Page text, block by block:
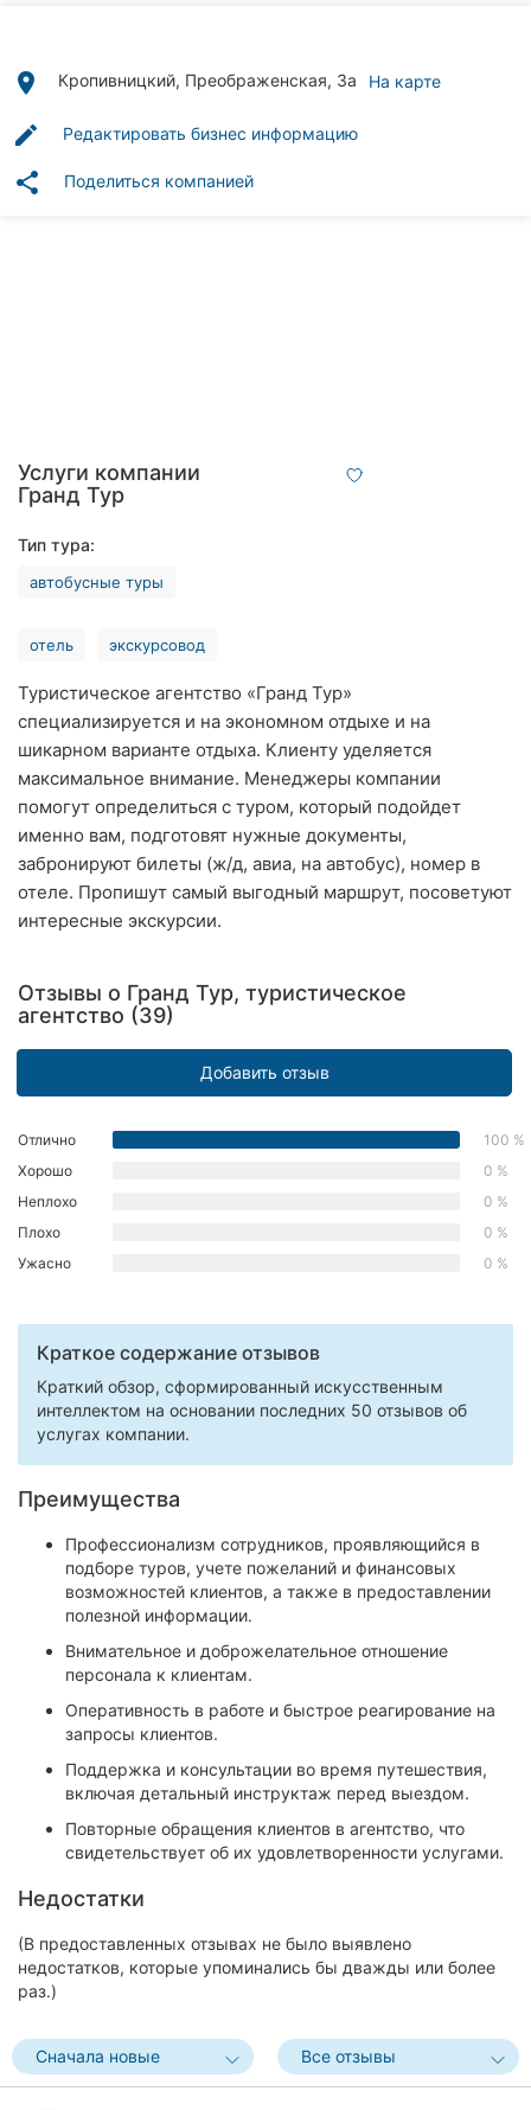
рубрики
Тернополь
Хмельницкий
Одесса
Киев
Харьков
Запорожье
Днепр
Львов
Рог
Полтава
Черкассы
Сумы
Ивано-
Франковск
Луцк
Ужгород
Карпаты
place Кропивницкий, Преображенская, 3а На карте
edit Редактировать бизнес информацию
share Поделиться компанией
Услуги компании
Гранд Тур
Тип тура:
автобусные туры
отель экскурсовод
Туристическое агентство «Гранд Тур»
специализируется и на экономном отдыхе и на
шикарном варианте отдыха. Клиенту уделяется
максимальное внимание. Менеджеры компании
помогут определиться с туром, который подойдет
именно вам, подготовят нужные документы,
забронируют билеты (ж/д, авиа, на автобус), номер в
отеле. Пропишут самый выгодный маршрут, посоветуют
интересные экскурсии.
Отзывы о Гранд Тур, туристическое
агентство (39)
Добавить отзыв
Отлично
100 %
Хорошо
0 %
Неплохо
0 %
Плохо
0 %
Ужасно
0 %
Краткое содержание отзывов
Краткий обзор, сформированный искусственным
интеллектом на основании последних 50 отзывов об
услугах компании.
Преимущества
Профессионализм сотрудников, проявляющийся в
подборе туров, учете пожеланий и финансовых
возможностей клиентов, а также в предоставлении
полезной информации.
Внимательное и доброжелательное отношение
персонала к клиентам.
Оперативность в работе и быстрое реагирование на
запросы клиентов.
Поддержка и консультации во время путешествия,
включая детальный инструктаж перед выездом.
Повторные обращения клиентов в агентство, что
свидетельствует об их удовлетворенности услугами.
Недостатки
(В предоставленных отзывах не было выявлено
недостатков, которые упоминались бы дважды или более
раз.)
Сначала новые Все отзывы